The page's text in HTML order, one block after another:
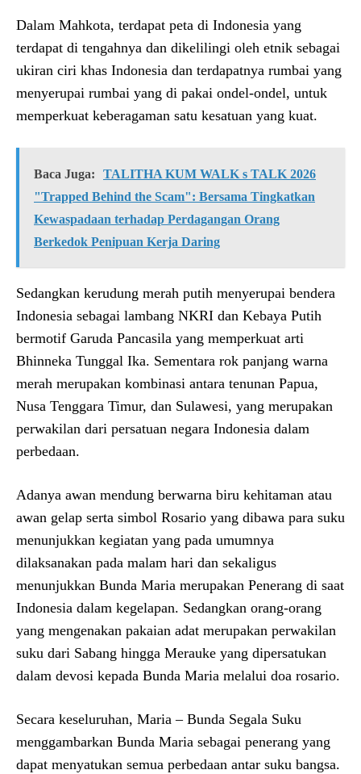
Dalam Mahkota, terdapat peta di Indonesia yang
terdapat di tengahnya dan dikelilingi oleh etnik sebagai
ukiran ciri khas Indonesia dan terdapatnya rumbai yang
menyerupai rumbai yang di pakai ondel-ondel, untuk
memperkuat keberagaman satu kesatuan yang kuat.
Baca Juga:
TALITHA KUM WALK s TALK 2026
"Trapped Behind the Scam": Bersama Tingkatkan
Kewaspadaan terhadap Perdagangan Orang
Berkedok Penipuan Kerja Daring
Sedangkan kerudung merah putih menyerupai bendera
Indonesia sebagai lambang NKRI dan Kebaya Putih
bermotif Garuda Pancasila yang memperkuat arti
Bhinneka Tunggal Ika. Sementara rok panjang warna
merah merupakan kombinasi antara tenunan Papua,
Nusa Tenggara Timur, dan Sulawesi, yang merupakan
perwakilan dari persatuan negara Indonesia dalam
perbedaan.
Adanya awan mendung berwarna biru kehitaman atau
awan gelap serta simbol Rosario yang dibawa para suku
menunjukkan kegiatan yang pada umumnya
dilaksanakan pada malam hari dan sekaligus
menunjukkan Bunda Maria merupakan Penerang di saat
Indonesia dalam kegelapan. Sedangkan orang-orang
yang mengenakan pakaian adat merupakan perwakilan
suku dari Sabang hingga Merauke yang dipersatukan
dalam devosi kepada Bunda Maria melalui doa rosario.
Secara keseluruhan, Maria – Bunda Segala Suku
menggambarkan Bunda Maria sebagai penerang yang
dapat menyatukan semua perbedaan antar suku bangsa.